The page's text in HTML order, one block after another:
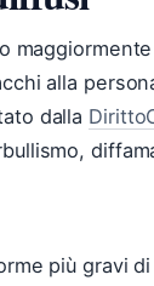
alla
dalla
più gravi